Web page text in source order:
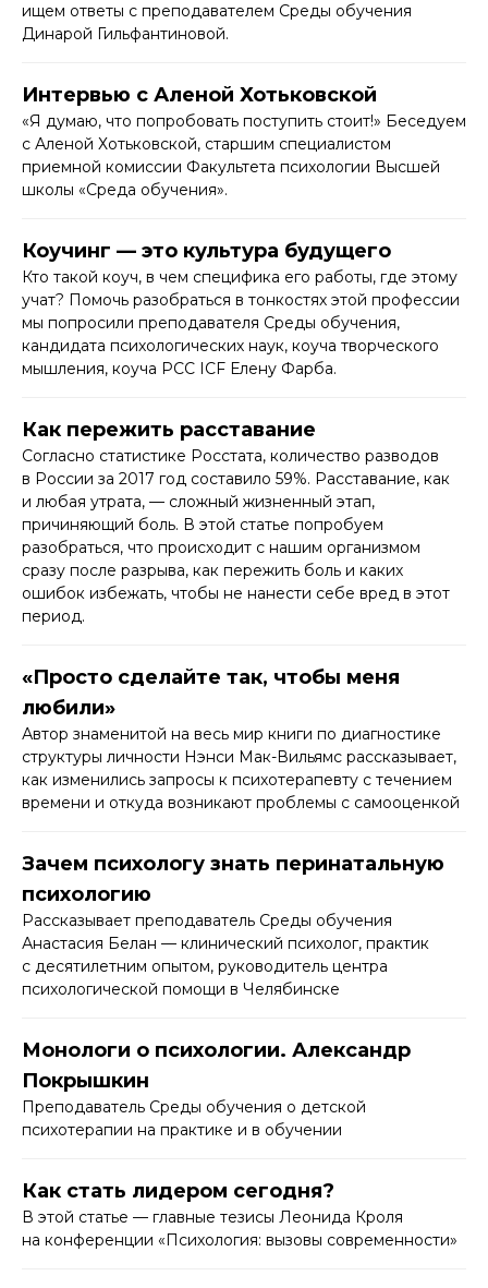
ищем ответы с преподавателем Среды обучения
Динарой Гильфантиновой.
Интервью с Аленой Хотьковской
«Я думаю, что попробовать поступить стоит!» Беседуем
с Аленой Хотьковской, старшим специалистом
приемной комиссии Факультета психологии Высшей
школы «Среда обучения».
Коучинг — это культура будущего
Кто такой коуч, в чем специфика его работы, где этому
учат? Помочь разобраться в тонкостях этой профессии
мы попросили преподавателя Среды обучения,
кандидата психологических наук, коуча творческого
мышления, коуча PCC ICF Елену Фарба.
Как пережить расставание
Согласно статистике Росстата, количество разводов
в России за 2017 год составило 59%. Расставание, как
и любая утрата, — сложный жизненный этап,
причиняющий боль. В этой статье попробуем
разобраться, что происходит с нашим организмом
сразу после разрыва, как пережить боль и каких
ошибок избежать, чтобы не нанести себе вред в этот
период.
«Просто сделайте так, чтобы меня
любили»
Автор знаменитой на весь мир книги по диагностике
структуры личности Нэнси Мак-Вильямс рассказывает,
как изменились запросы к психотерапевту с течением
времени и откуда возникают проблемы с самооценкой
Зачем психологу знать перинатальную
психологию
Рассказывает преподаватель Среды обучения
Анастасия Белан — клинический психолог, практик
с десятилетним опытом, руководитель центра
психологической помощи в Челябинске
Монологи о психологии. Александр
Покрышкин
Преподаватель Среды обучения о детской
психотерапии на практике и в обучении
Как стать лидером сегодня?
В этой статье — главные тезисы Леонида Кроля
на конференции «Психология: вызовы современности»